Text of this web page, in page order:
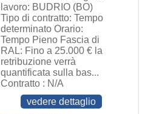
lavoro: BUDRIO (BO)
Tipo di contratto: Tempo
determinato Orario:
Tempo Pieno Fascia di
RAL: Fino a 25.000 € la
retribuzione verrà
quantificata sulla bas...
Contratto : N/A
vedere dettaglio